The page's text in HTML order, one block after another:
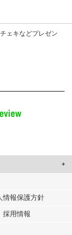
ェキなどプレゼン
コンテンツや広告の
しています。
提供した他の情報や、
集した他の情報を組み
情報保護方針
採用情報